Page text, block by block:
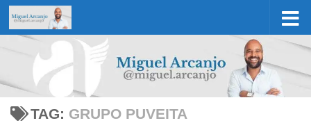
Skip to content
TAG: GRUPO PUVEITA